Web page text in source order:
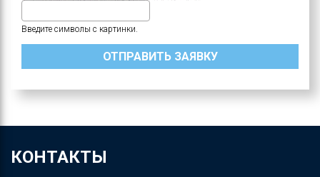
Введите символы с картинки.
КОНТАКТЫ